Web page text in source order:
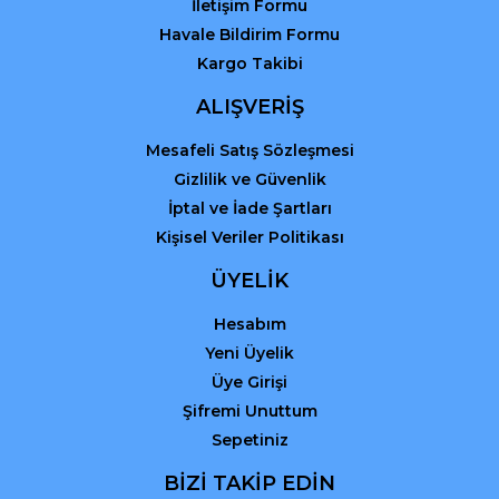
İletişim Formu
Havale Bildirim Formu
Kargo Takibi
ALIŞVERİŞ
Mesafeli Satış Sözleşmesi
Gizlilik ve Güvenlik
İptal ve İade Şartları
Kişisel Veriler Politikası
ÜYELİK
Hesabım
Yeni Üyelik
Üye Girişi
Şifremi Unuttum
Sepetiniz
BİZİ TAKİP EDİN